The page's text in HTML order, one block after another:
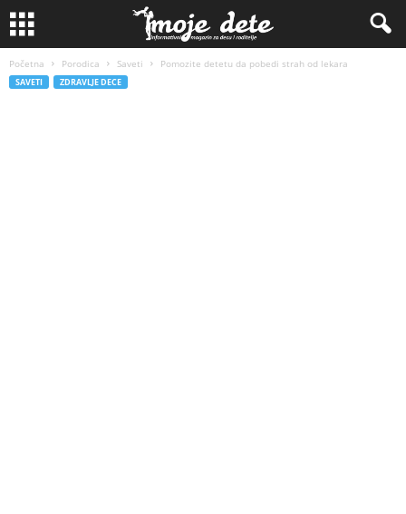
Početna Porodica Saveti Pomozite detetu da pobedi strah od lekara
SAVETI ZDRAVLJE DECE